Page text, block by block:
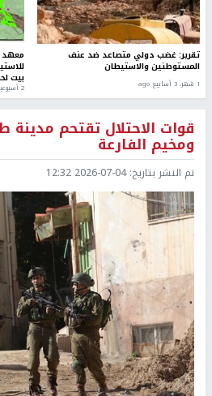
تقرير: غضب دولي متصاعد ضد عنف
المستوطنين والاستيطان
1 شهر، 3 أسابيع ago
معهد
بيت
2 أسبوعين، 1 يوم ago
قوات الاحتلال تقتحم مدينة
ومخيم الفارعة
تم النشر بتاريخ:2026-07-04 12:32